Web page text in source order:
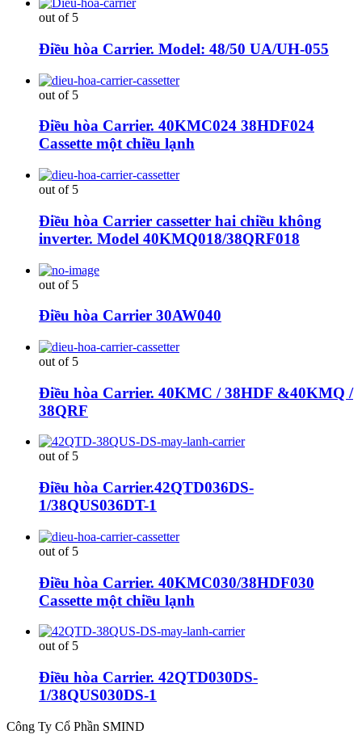
out of 5
Điều hòa Carrier. Model: 48/50 UA/UH-055
out of 5
Điều hòa Carrier. 40KMC024 38HDF024
Cassette một chiều lạnh
out of 5
Điều hòa Carrier cassetter hai chiều không
inverter. Model 40KMQ018/38QRF018
out of 5
Điều hòa Carrier 30AW040
out of 5
Điều hòa Carrier. 40KMC / 38HDF &40KMQ /
38QRF
out of 5
Điều hòa Carrier.42QTD036DS-
1/38QUS036DT-1
out of 5
Điều hòa Carrier. 40KMC030/38HDF030
Cassette một chiều lạnh
out of 5
Điều hòa Carrier. 42QTD030DS-
1/38QUS030DS-1
Công Ty Cổ Phần SMIND